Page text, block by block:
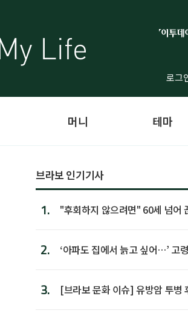
로그
머니 테마
브라보 인기기사
1.
"후회하지 않으려면" 60세 넘어
2.
‘아파도 집에서 늙고 싶어…’ 고
3.
[브라보 문화 이슈] 유방암 투병